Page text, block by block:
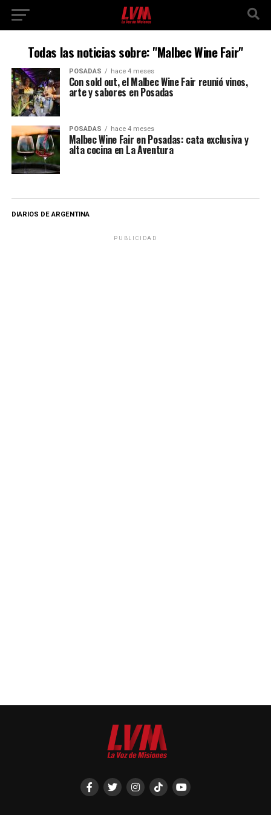
Todas las noticias sobre: "Malbec Wine Fair"
POSADAS hace 4 meses
Con sold out, el Malbec Wine Fair reunió vinos,
arte y sabores en Posadas
POSADAS hace 4 meses
Malbec Wine Fair en Posadas: cata exclusiva y
alta cocina en La Aventura
DIARIOS DE ARGENTINA
PUBLICIDAD